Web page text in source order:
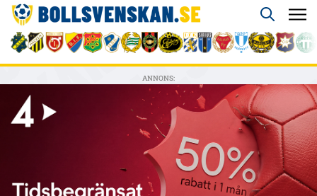
ANNONS: